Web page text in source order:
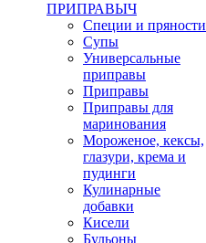
ПРИПРАВЫЧ
Специи и пряности
Супы
Универсальные
приправы
Приправы
Приправы для
маринования
Мороженое, кексы,
глазури, крема и
пудинги
Кулинарные
добавки
Кисели
Бульоны